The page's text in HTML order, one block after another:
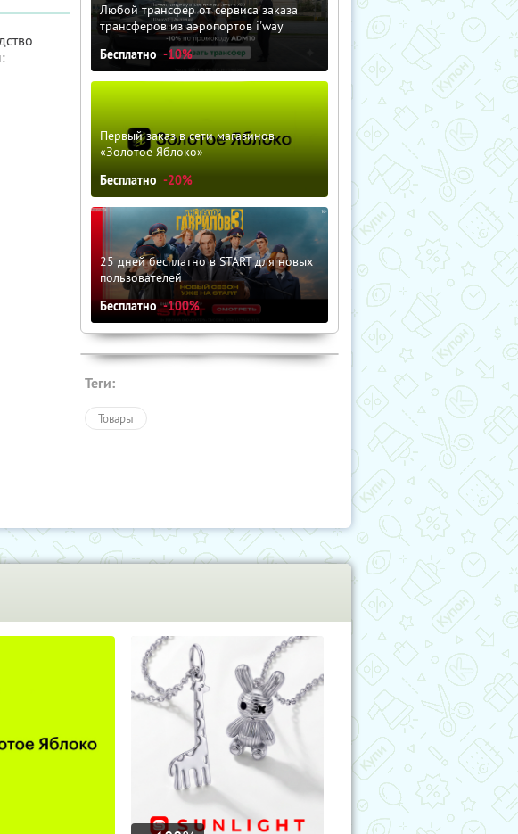
Любой трансфер от сервиса заказа
трансферов из аэропортов i'way
Бесплатно -10%
Первый заказ в сети магазинов
«Золотое Яблоко»
Бесплатно -20%
25 дней бесплатно в START для новых
пользователей
Бесплатно -100%
Теги:
Товары